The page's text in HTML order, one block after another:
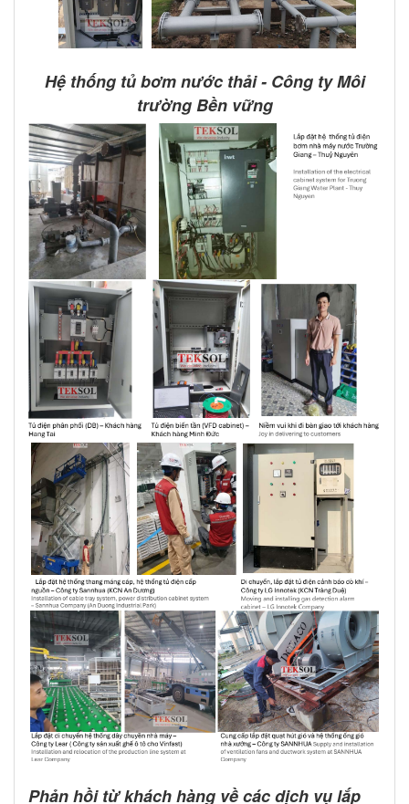
Hệ thống tủ bơm nước thải - Công ty Môi
trường Bền vững
Phản hồi từ khách hàng về các dịch vụ lắp